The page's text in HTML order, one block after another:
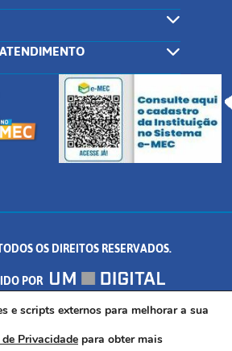
ferramentas
OS DIREITOS RESERVADOS.
POR
328 - PALMEIRAS, FORMIGA/MG - CEP:
35.574.530
e scripts externos para melhorar a sua
Privacidade para obter mais